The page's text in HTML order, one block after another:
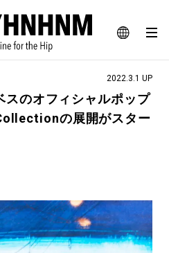
JA
EN
SNAP
ャー、ライフスタイルWEBマガジン
ナーグッド図鑑
JOURNAL
ナムのYouTube
2022.3.1 UP
スのオフィシャルポップ
の展開がスター